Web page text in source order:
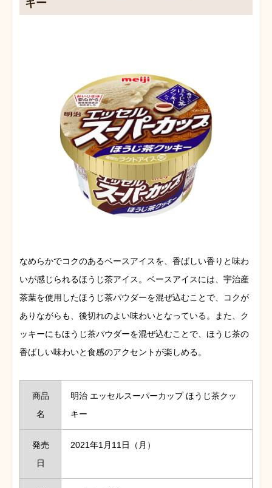
キー
なめらかでコクのあるベースアイスを、香ばしい香りと味わ
いが感じられるほうじ茶アイス。ベースアイスには、宇治産
茶葉を使用したほうじ茶パウダーを混ぜ込むことで、コクが
ありながらも、後切れのよい味わいとなっている。また、ク
ッキーにもほうじ茶パウダーを混ぜ込むことで、ほうじ茶の
香ばしい味わいと食感のアクセントが楽しめる。
商品
名
明治 エッセルスーパーカップ ほうじ茶クッ
キー
発売
日
2021年1月11日（月）